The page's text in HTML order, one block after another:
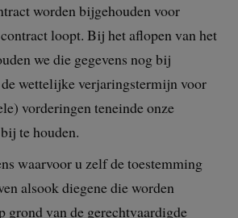
worden bijgehouden voor
loopt. Bij het aflopen van het
we die gegevens nog bij
de wettelijke verjaringstermijn voor
vorderingen teneinde onze
te houden.
waarvoor u zelf de toestemming
alsook diegene die worden
grond van de gerechtvaardigde